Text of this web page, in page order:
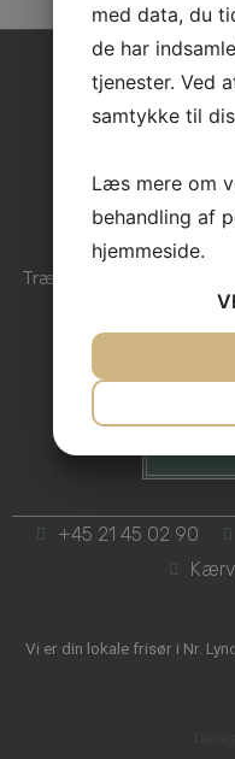
Book
Trænger din frisure til en
dag
+45 21 45 02 90
Vi er din lokale frisør i Nr.
med data, du
de har
tjenester. Ved
samtykke til
Læs mere om
behandling af
hjemmeside.